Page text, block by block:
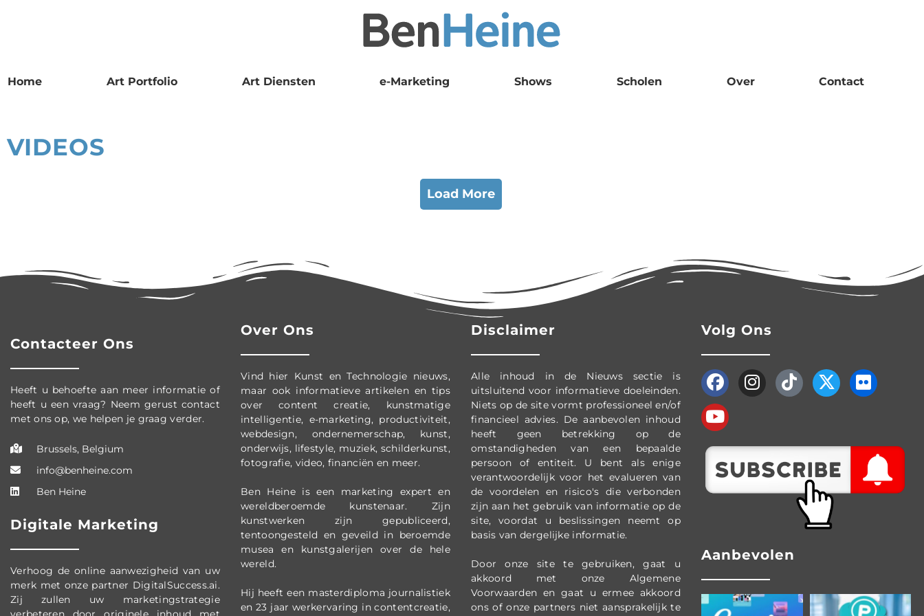
Home Art Portfolio Art Diensten e-Marketing Shows Scholen Over Contact
VIDEOS
Load More
Contacteer Ons
Heeft u behoefte aan meer informatie of
heeft u een vraag? Neem gerust contact
met ons op, we helpen je graag verder.
Brussels, Belgium
info@benheine.com
Ben Heine
Digitale Marketing
Verhoog de online aanwezigheid van uw
merk met onze partner DigitalSuccess.ai.
Zij zullen uw marketingstrategie
Over Ons
Vind hier Kunst en Technologie nieuws,
maar ook informatieve artikelen en tips
over content creatie, kunstmatige
intelligentie, e-marketing, productiviteit,
webdesign, ondernemerschap, kunst,
onderwijs, lifestyle, muziek, schilderkunst,
fotografie, video, financiën en meer.
Ben Heine is een marketing expert en
wereldberoemde kunstenaar. Zijn
kunstwerken zijn gepubliceerd,
tentoongesteld en geveild in beroemde
musea en kunstgalerijen over de hele
wereld.
Hij heeft een masterdiploma journalistiek
en 23 jaar werkervaring in contentcreatie,
Disclaimer
Alle inhoud in de Nieuws sectie is
uitsluitend voor informatieve doeleinden.
Niets op de site vormt professioneel en/of
financieel advies. De aanbevolen inhoud
heeft geen betrekking op de
omstandigheden van een bepaalde
persoon of entiteit. U bent als enige
verantwoordelijk voor het evalueren van
de voordelen en risico's die verbonden
zijn aan het gebruik van informatie op de
site, voordat u beslissingen neemt op
basis van dergelijke informatie.
Door onze site te gebruiken, gaat u
akkoord met onze Algemene
Voorwaarden en gaat u ermee akkoord
ons of onze partners niet aansprakelijk te
Volg Ons
Aanbevolen